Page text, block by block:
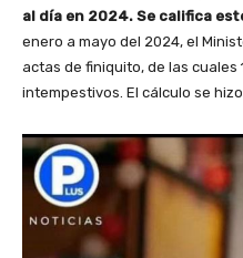
al día en 2024. Se califica
enero a mayo del 2024, el
actas de finiquito, de las cuales
intempestivos. El cálculo se